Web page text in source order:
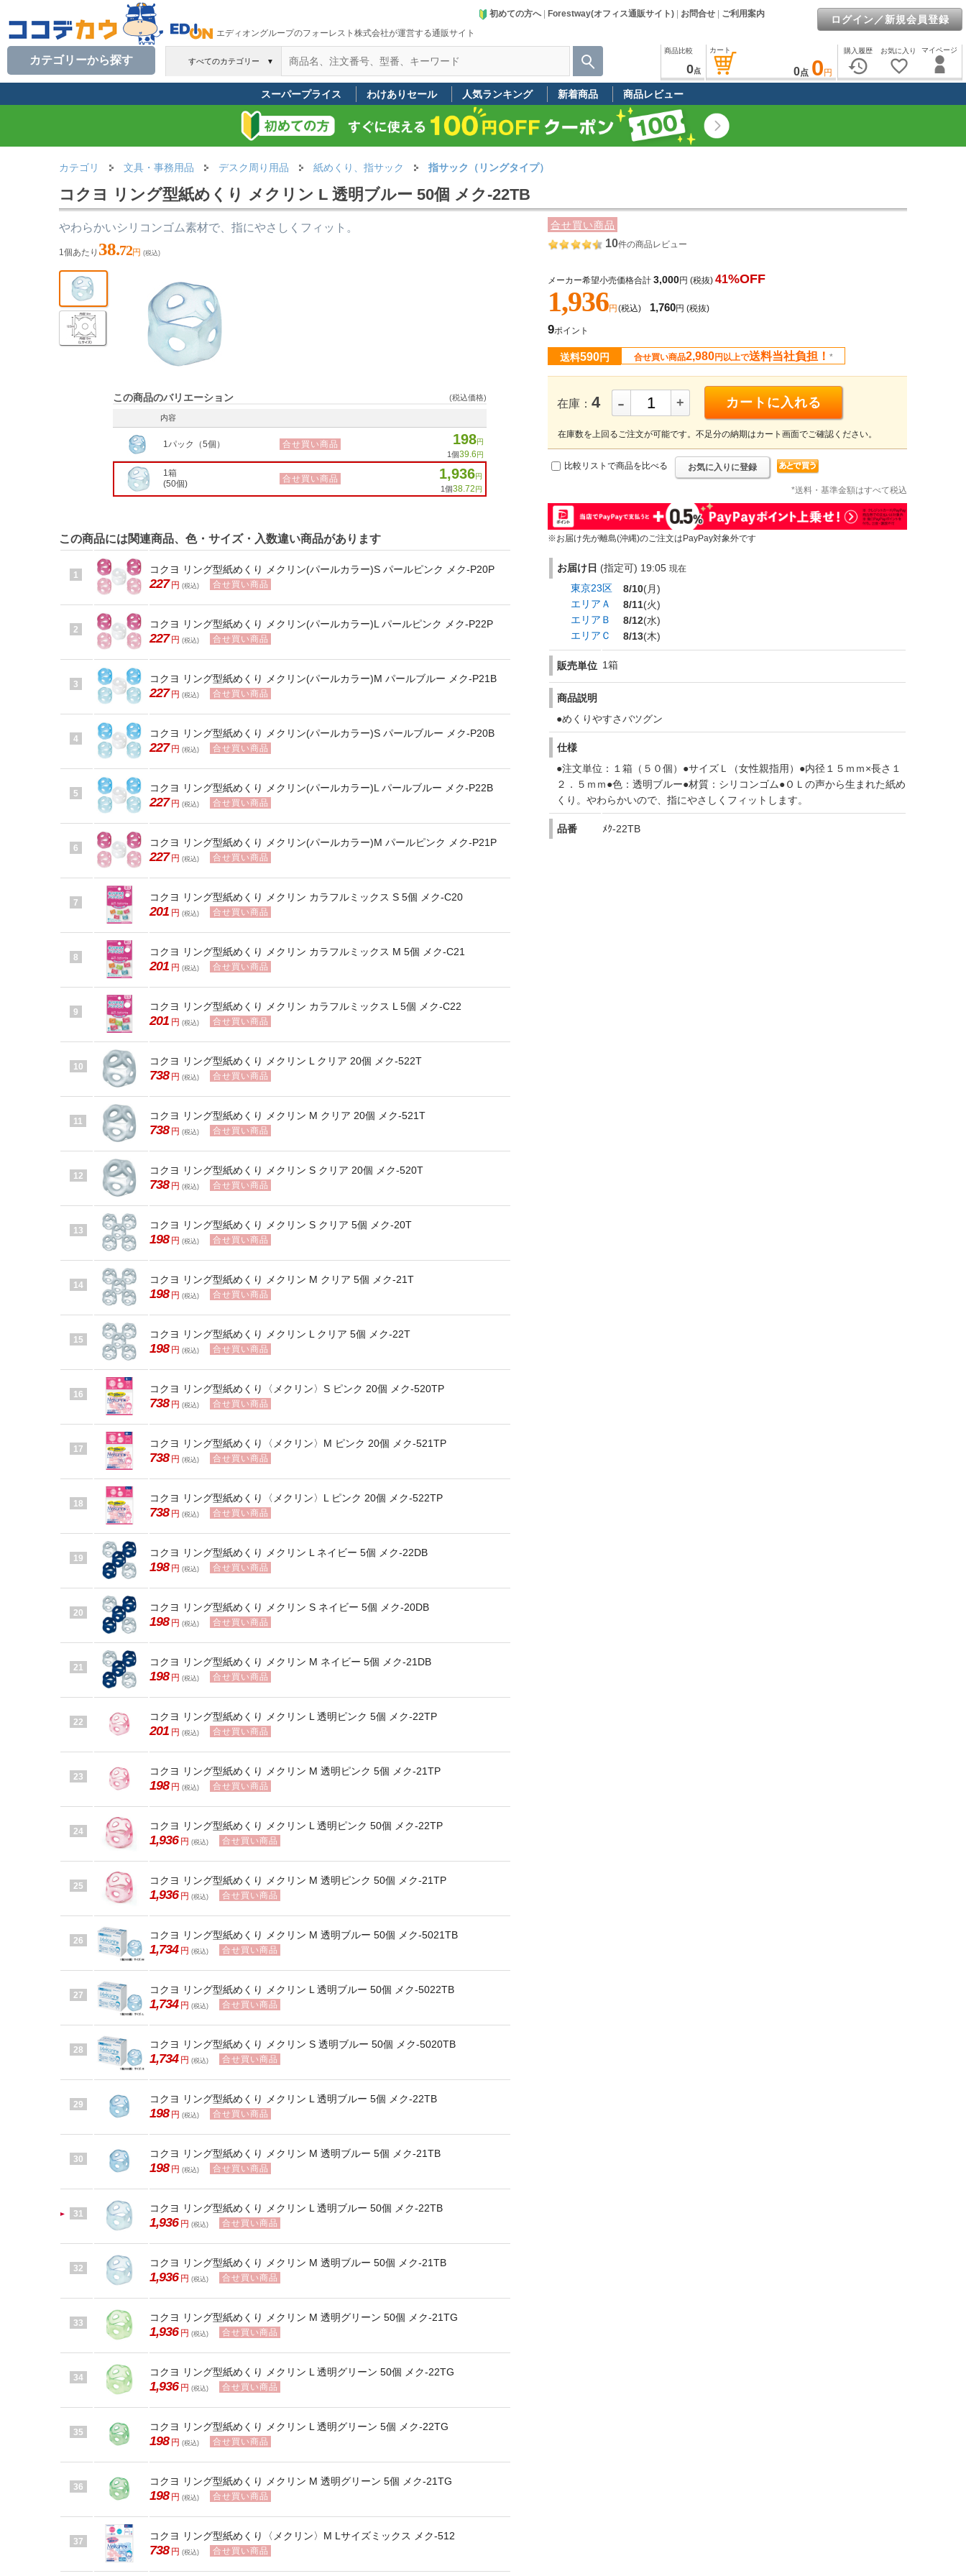
エディオングループのフォーレスト株式会社が運営する通販サイト
初めての方へ| Forestway(オフィス通販サイト) お問合せ ご利用案内 ログイン／新規会員登録
すべてのカテゴリー ▼
カテゴリーから探す
マイページ
お気に入り
favorite_border
購入履歴
history
カート
0点 0 円
商品比較
0点
スーパープライス わけありセール 人気ランキング 新着商品 商品レビュー
カテゴリ 文具・事務用品 デスク周り用品 紙めくり、指サック 指サック（リングタイプ）
コクヨ リング型紙めくり メクリン L 透明ブルー 50個 メク-22TB
合せ買い商品
10件の商品レビュー
メーカー希望小売価格合計 3,000円 (税抜) 41%OFF
1,936円 (税込) 1,760円 (税抜)
9ポイント
送料590円 合せ買い商品2,980円以上で送料当社負担！ *
在庫： 4 - + カートに入れる
在庫数を上回るご注文が可能です。不足分の納期はカート画面でご確認ください。
比較リストで商品を比べる お気に入りに登録
*送料・基準金額はすべて税込
※お届け先が離島(沖縄)のご注文はPayPay対象外です
お届け日 (指定可) 19:05 現在
東京23区 8/10(月)
エリアＡ
8/11(火)
エリアＢ
8/12(水)
エリアＣ
8/13(木)
販売単位 1箱
商品説明
●めくりやすさバツグン
仕様
●注文単位：１箱（５０個）●サイズＬ（女性親指用）●内径１５ｍｍ×長さ１
２．５ｍｍ●色：透明ブルー●材質：シリコンゴム●ＯＬの声から生まれた紙め
くり。やわらかいので、指にやさしくフィットします。
品番 ﾒｸ-22TB
やわらかいシリコンゴム素材で、指にやさしくフィット。
1個あたり 38.72円 (税込)
この商品のバリエーション (税込価格)
内容
1パック（5個） 合せ買い商品 198円
1個39.6円
1箱
(50個)
合せ買い商品 1,936円
1個38.72円
この商品には関連商品、色・サイズ・入数違い商品があります
1 コクヨ リング型紙めくり メクリン(パールカラー)S パールピンク メク-P20P
227 円 (税込) 合せ買い商品
2 コクヨ リング型紙めくり メクリン(パールカラー)L パールピンク メク-P22P
227 円 (税込) 合せ買い商品
3 コクヨ リング型紙めくり メクリン(パールカラー)M パールブルー メク-P21B
227 円 (税込) 合せ買い商品
4 コクヨ リング型紙めくり メクリン(パールカラー)S パールブルー メク-P20B
227 円 (税込) 合せ買い商品
5 コクヨ リング型紙めくり メクリン(パールカラー)L パールブルー メク-P22B
227 円 (税込) 合せ買い商品
6 コクヨ リング型紙めくり メクリン(パールカラー)M パールピンク メク-P21P
227 円 (税込) 合せ買い商品
7 コクヨ リング型紙めくり メクリン カラフルミックス S 5個 メク-C20
201 円 (税込) 合せ買い商品
8 コクヨ リング型紙めくり メクリン カラフルミックス M 5個 メク-C21
201 円 (税込) 合せ買い商品
9 コクヨ リング型紙めくり メクリン カラフルミックス L 5個 メク-C22
201 円 (税込) 合せ買い商品
10 コクヨ リング型紙めくり メクリン L クリア 20個 メク-522T
738 円 (税込) 合せ買い商品
11 コクヨ リング型紙めくり メクリン M クリア 20個 メク-521T
738 円 (税込) 合せ買い商品
12 コクヨ リング型紙めくり メクリン S クリア 20個 メク-520T
738 円 (税込) 合せ買い商品
13 コクヨ リング型紙めくり メクリン S クリア 5個 メク-20T
198 円 (税込) 合せ買い商品
14 コクヨ リング型紙めくり メクリン M クリア 5個 メク-21T
198 円 (税込) 合せ買い商品
15 コクヨ リング型紙めくり メクリン L クリア 5個 メク-22T
198 円 (税込) 合せ買い商品
16 コクヨ リング型紙めくり〈メクリン〉S ピンク 20個 メク-520TP
738 円 (税込) 合せ買い商品
17 コクヨ リング型紙めくり〈メクリン〉M ピンク 20個 メク-521TP
738 円 (税込) 合せ買い商品
18 コクヨ リング型紙めくり〈メクリン〉L ピンク 20個 メク-522TP
738 円 (税込) 合せ買い商品
19 コクヨ リング型紙めくり メクリン L ネイビー 5個 メク-22DB
198 円 (税込) 合せ買い商品
20 コクヨ リング型紙めくり メクリン S ネイビー 5個 メク-20DB
198 円 (税込) 合せ買い商品
21 コクヨ リング型紙めくり メクリン M ネイビー 5個 メク-21DB
198 円 (税込) 合せ買い商品
22 コクヨ リング型紙めくり メクリン L 透明ピンク 5個 メク-22TP
201 円 (税込) 合せ買い商品
23 コクヨ リング型紙めくり メクリン M 透明ピンク 5個 メク-21TP
198 円 (税込) 合せ買い商品
24 コクヨ リング型紙めくり メクリン L 透明ピンク 50個 メク-22TP
1,936 円 (税込) 合せ買い商品
25 コクヨ リング型紙めくり メクリン M 透明ピンク 50個 メク-21TP
1,936 円 (税込) 合せ買い商品
26 コクヨ リング型紙めくり メクリン M 透明ブルー 50個 メク-5021TB
1,734 円 (税込) 合せ買い商品
27 コクヨ リング型紙めくり メクリン L 透明ブルー 50個 メク-5022TB
1,734 円 (税込) 合せ買い商品
28 コクヨ リング型紙めくり メクリン S 透明ブルー 50個 メク-5020TB
1,734 円 (税込) 合せ買い商品
29 コクヨ リング型紙めくり メクリン L 透明ブルー 5個 メク-22TB
198 円 (税込) 合せ買い商品
30 コクヨ リング型紙めくり メクリン M 透明ブルー 5個 メク-21TB
198 円 (税込) 合せ買い商品
31 コクヨ リング型紙めくり メクリン L 透明ブルー 50個 メク-22TB
1,936 円 (税込) 合せ買い商品
32 コクヨ リング型紙めくり メクリン M 透明ブルー 50個 メク-21TB
1,936 円 (税込) 合せ買い商品
33 コクヨ リング型紙めくり メクリン M 透明グリーン 50個 メク-21TG
1,936 円 (税込) 合せ買い商品
34 コクヨ リング型紙めくり メクリン L 透明グリーン 50個 メク-22TG
1,936 円 (税込) 合せ買い商品
35 コクヨ リング型紙めくり メクリン L 透明グリーン 5個 メク-22TG
198 円 (税込) 合せ買い商品
36 コクヨ リング型紙めくり メクリン M 透明グリーン 5個 メク-21TG
198 円 (税込) 合せ買い商品
37 コクヨ リング型紙めくり〈メクリン〉M Lサイズミックス メク-512
738 円 (税込) 合せ買い商品